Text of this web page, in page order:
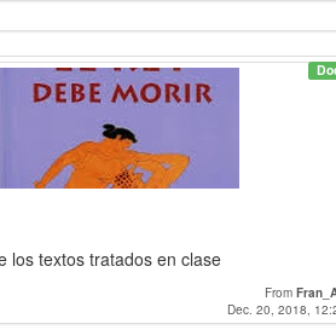
los textos tratados en clase
From
Dec. 20, 2018,